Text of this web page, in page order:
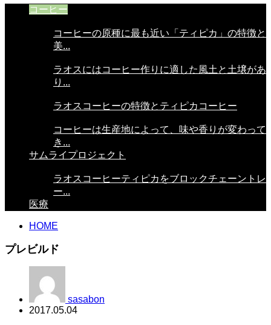
コーヒー
コーヒーの原種に最も近い「ティピカ」の特徴と
美...
ラオスにはコーヒー作りに適した風土と土壌があ
り...
ラオスコーヒーの特徴とティピカコーヒー
コーヒーは生産地によって、味や香りが変わって
き...
サムライプロジェクト
ラオスコーヒーティピカをブロックチェーントレ
ー...
医療
HOME
プレビルド
sasabon
2017.05.04